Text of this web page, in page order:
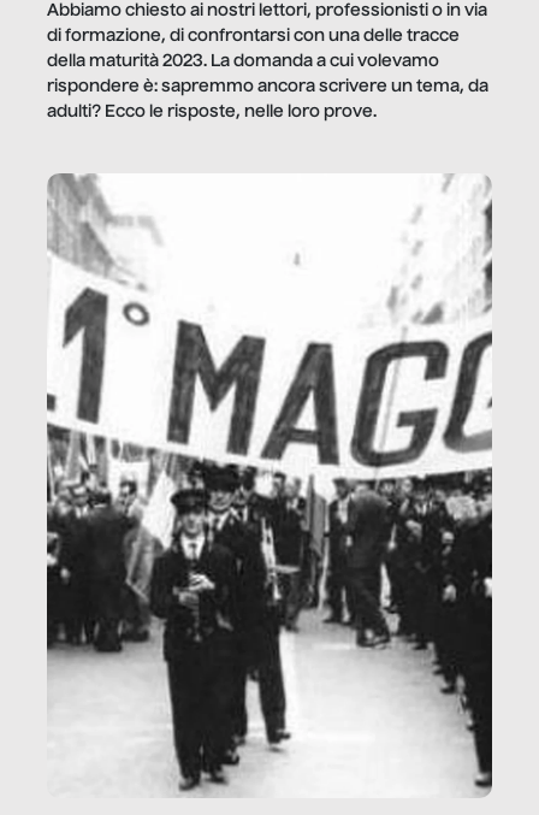
Abbiamo chiesto ai nostri lettori, professionisti o in via
di formazione, di confrontarsi con una delle tracce
della maturità 2023. La domanda a cui volevamo
rispondere è: sapremmo ancora scrivere un tema, da
adulti? Ecco le risposte, nelle loro prove.